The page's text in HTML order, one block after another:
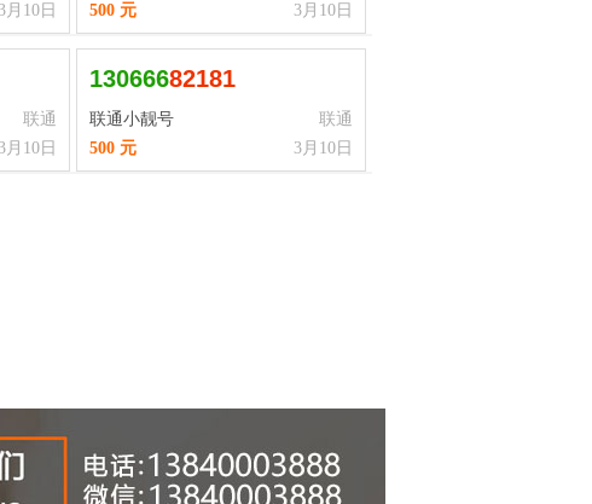
月10日
3月10日
500 元
联通
月10日
13066682181
联通小靓号
联通
3月10日
500 元